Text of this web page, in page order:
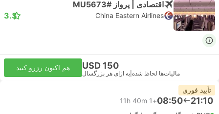
اقتصادی | پرواز #MU5673
China Eastern Airlines
3.3
USD 150
مالیات‌ها لحاظ شده به ازای هر بزرگسال
هم اکنون رزرو کنید
تأیید فوری
21:10
08:50
+1
11h 40m